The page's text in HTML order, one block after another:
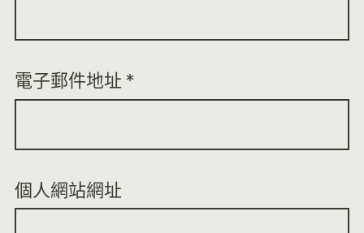
電子郵件地址 *
個人網站網址